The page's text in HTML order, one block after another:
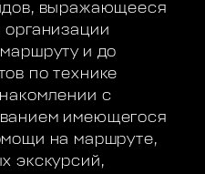
выражающееся
и до
по технике
с
имеющегося
на маршруте,
экскурсий,